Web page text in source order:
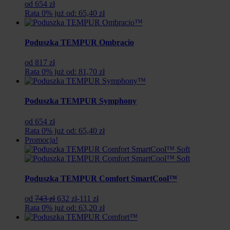
od 654 zł
Rata 0% już od: 65,40 zł
Poduszka TEMPUR Ombracio
od 817 zł
Rata 0% już od: 81,70 zł
Poduszka TEMPUR Symphony
od 654 zł
Rata 0% już od: 65,40 zł
Promocja!
Poduszka TEMPUR Comfort SmartCool™
od 743 zł Pierwotna
cena
wynosiła:
632 złAktualna
cena
wynosi:
-111 zł
Rata 0% już od: 63,20 zł